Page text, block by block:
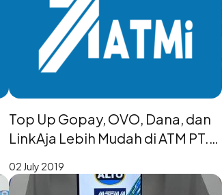
Top Up Gopay, OVO, Dana, dan
LinkAja Lebih Mudah di ATM PT.
02 July 2019